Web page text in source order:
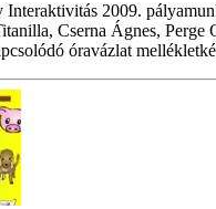
2009.
Cserna Ágnes,
óravázlat